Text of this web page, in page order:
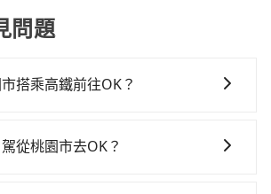
問題
搭乘高鐵前往OK？
一直到23:24，桃園-南港一天最多有
從桃園市去OK？